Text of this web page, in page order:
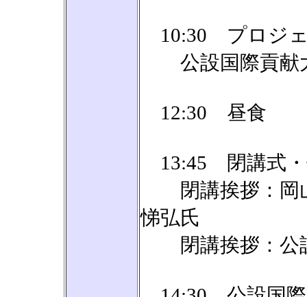
10:30 プロジェ
公設国際貢献
12:30 昼食
13:45 閉講式・
閉講挨拶：岡山
悌弘氏
閉講挨拶：公設